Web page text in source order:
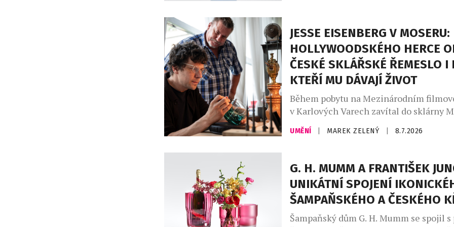
spolupracuje. Nejnovější přírůstky
fluidního […]
JESSE EISENBERG V MOSERU:
HOLLYWOODSKÉHO HERCE
ČESKÉ SKLÁŘSKÉ ŘEMESLO I
KTEŘÍ MU DÁVAJÍ ŽIVOT
Během pobytu na Mezinárodním
v Karlových Varech zavítal do sklárny
hollywoodský herec, scenárista a režisér
Eisenberg. Návštěva se nesla ve
kteří mu dávají tvář. Fascinovalo ho, že
let předávají stejné postupy, dovednosti
generace […]
UMĚNÍ MAREK ZELENÝ 8.7.2026
G. H. MUMM A FRANTIŠEK
UNIKÁTNÍ SPOJENÍ
ŠAMPAŇSKÉHO A ČESKÉHO
Šampaňský dům G. H. Mumm se spojil s